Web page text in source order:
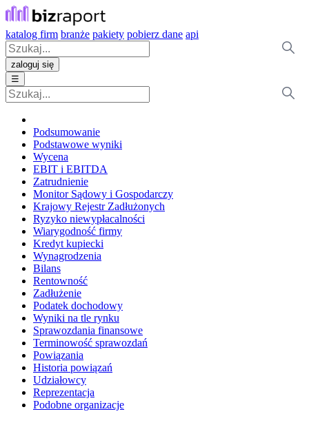
katalog firm branże pakiety pobierz dane api
zaloguj się
☰
Podsumowanie
Podstawowe wyniki
Wycena
EBIT i EBITDA
Zatrudnienie
Monitor Sądowy i Gospodarczy
Krajowy Rejestr Zadłużonych
Ryzyko niewypłacalności
Wiarygodność firmy
Kredyt kupiecki
Wynagrodzenia
Bilans
Rentowność
Zadłużenie
Podatek dochodowy
Wyniki na tle rynku
Sprawozdania finansowe
Terminowość sprawozdań
Powiązania
Historia powiązań
Udziałowcy
Reprezentacja
Podobne organizacje